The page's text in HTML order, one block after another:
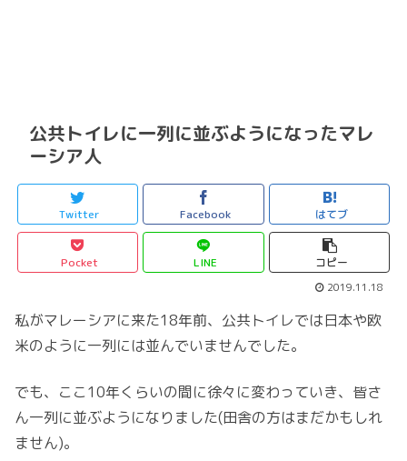
公共トイレに一列に並ぶようになったマレ
ーシア人
Twitter Facebook はてブ
Pocket LINE コピー
2019.11.18
私がマレーシアに来た18年前、公共トイレでは日本や欧
米のように一列には並んでいませんでした。
でも、ここ10年くらいの間に徐々に変わっていき、皆さ
ん一列に並ぶようになりました(田舎の方はまだかもしれ
ません)。